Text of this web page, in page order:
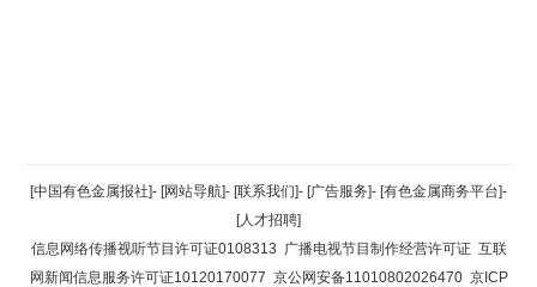
返回顶部
返回首页
[中国有色金属报社]- [网站导航]- [联系我们]- [广告服务]- [有色金属商务平台]-
[人才招聘]
信息网络传播视听节目许可证0108313 广播电视节目制作经营许可证 互联
网新闻信息服务许可证10120170077 京公网安备11010802026470 京ICP